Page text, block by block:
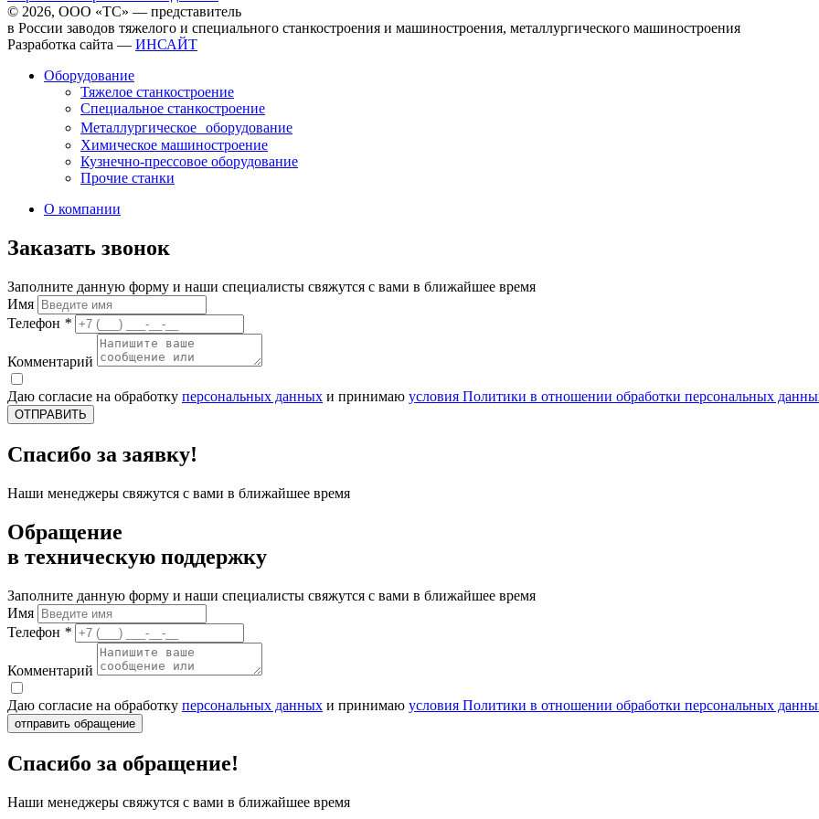
© 2026, ООО «ТС» — представитель
в России заводов тяжелого и специального станкостроения и машиностроения, металлургического машиностроения
Разработка сайта — ИНСАЙТ
Оборудование
Тяжелое станкостроение
Специальное станкостроение
Металлургическое оборудование
Химическое машиностроение
Кузнечно-прессовое оборудование
Прочие станки
О компании
Заказать звонок
Заполните данную форму и наши специалисты свяжутся с вами в ближайшее время
Имя
Телефон *
Комментарий
Даю согласие на обработку персональных данных и принимаю условия Политики в отношении обработки персональных
ОТПРАВИТЬ
Спасибо за заявку!
Наши менеджеры свяжутся с вами в ближайшее время
Обращение
в техническую поддержку
Заполните данную форму и наши специалисты свяжутся с вами в ближайшее время
Имя
Телефон *
Комментарий
Даю согласие на обработку персональных данных и принимаю условия Политики в отношении обработки персональных
отправить обращение
Спасибо за обращение!
Наши менеджеры свяжутся с вами в ближайшее время